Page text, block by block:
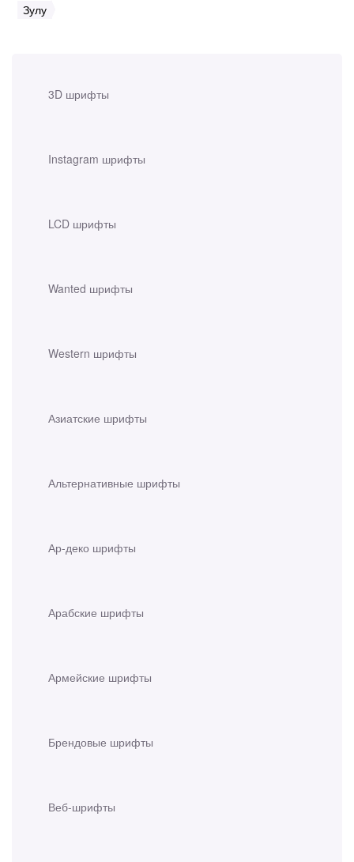
3D шрифты
Instagram шрифты
LCD шрифты
Wanted шрифты
Western шрифты
Азиатские шрифты
Альтернативные шрифты
Ар-деко шрифты
Арабские шрифты
Армейские шрифты
Брендовые шрифты
Веб-шрифты
Зулу